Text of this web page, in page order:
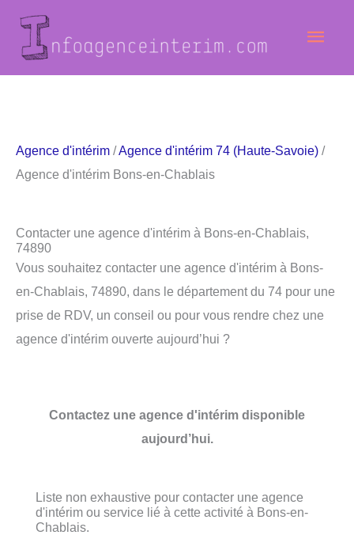
contenu
Agence d'intérim /Agence d'intérim 74 (Haute-Savoie) /
Agence d'intérim Bons-en-Chablais
Contacter une agence d'intérim à Bons-en-Chablais,
74890
Vous souhaitez contacter une agence d'intérim à Bons-
en-Chablais, 74890, dans le département du 74 pour une
prise de RDV, un conseil ou pour vous rendre chez une
agence d'intérim ouverte aujourd’hui ?
Contactez une agence d'intérim disponible
aujourd’hui.
Liste non exhaustive pour contacter une agence
d'intérim ou service lié à cette activité à Bons-en-
Chablais.